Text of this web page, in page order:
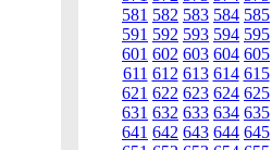
581 582 583 584 585
591 592 593 594 595
601 602 603 604 605
611 612 613 614 615
621 622 623 624 625
631 632 633 634 635
641 642 643 644 645